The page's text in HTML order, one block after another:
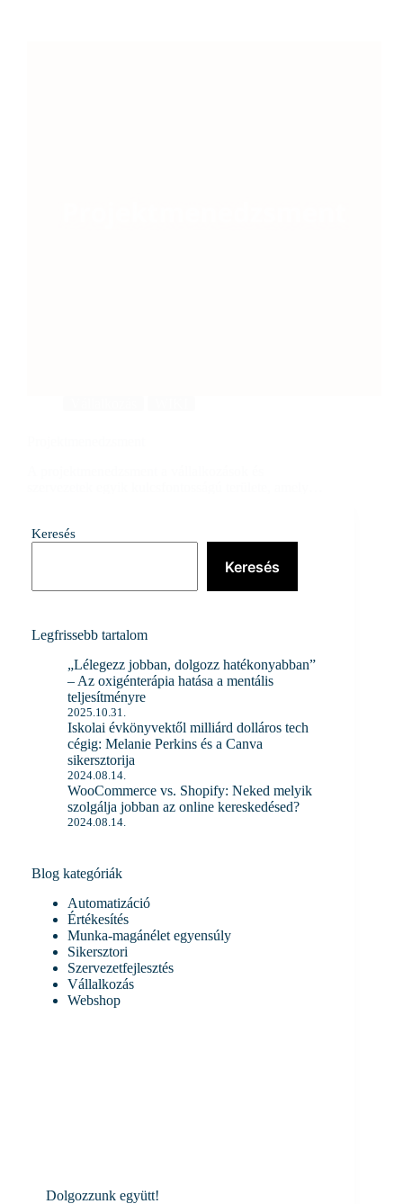
Keresés
Keresés
Legfrissebb tartalom
„Lélegezz jobban, dolgozz hatékonyabban”
– Az oxigénterápia hatása a mentális
teljesítményre
2025.10.31.
Iskolai évkönyvektől milliárd dolláros tech
cégig: Melanie Perkins és a Canva
sikersztorija
2024.08.14.
WooCommerce vs. Shopify: Neked melyik
szolgálja jobban az online kereskedésed?
2024.08.14.
Blog kategóriák
Automatizáció
Értékesítés
Munka-magánélet egyensúly
Sikersztori
Szervezetfejlesztés
Vállalkozás
Webshop
Dolgozzunk együtt!